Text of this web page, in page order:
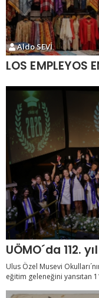
Aldo SEVİ
LOS EMPLEYOS
UÖMO´da 112.
Ulus Özel Musevi
eğitim geleneğini yansıtan